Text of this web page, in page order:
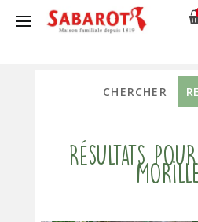
Résultats